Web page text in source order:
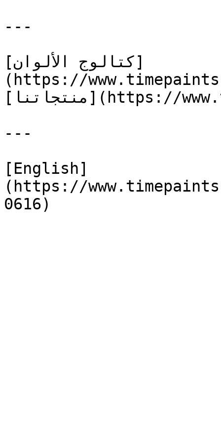
---
[كتالوج الألوان]
(https://
[منتجاتنا](https://www.timepaints.com/ar/products)
---
[English]
(https://
0616)